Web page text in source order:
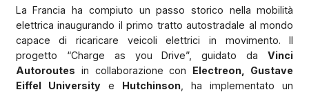
La Francia ha compiuto un passo storico nella mobilità
elettrica inaugurando il primo tratto autostradale al mondo
capace di ricaricare veicoli elettrici in movimento. Il
progetto “Charge as you Drive”, guidato daVinci
Autoroutes in collaborazione con Electreon, Gustave
Eiffel Universitye Hutchinson , ha implementato un